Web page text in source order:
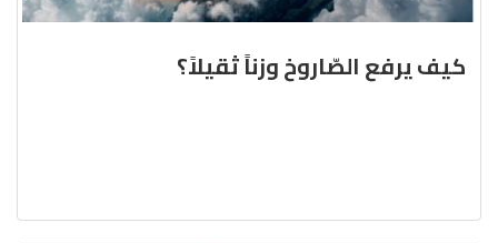
كيف يرفع الصّاروخ وزناً ثقيلاً؟